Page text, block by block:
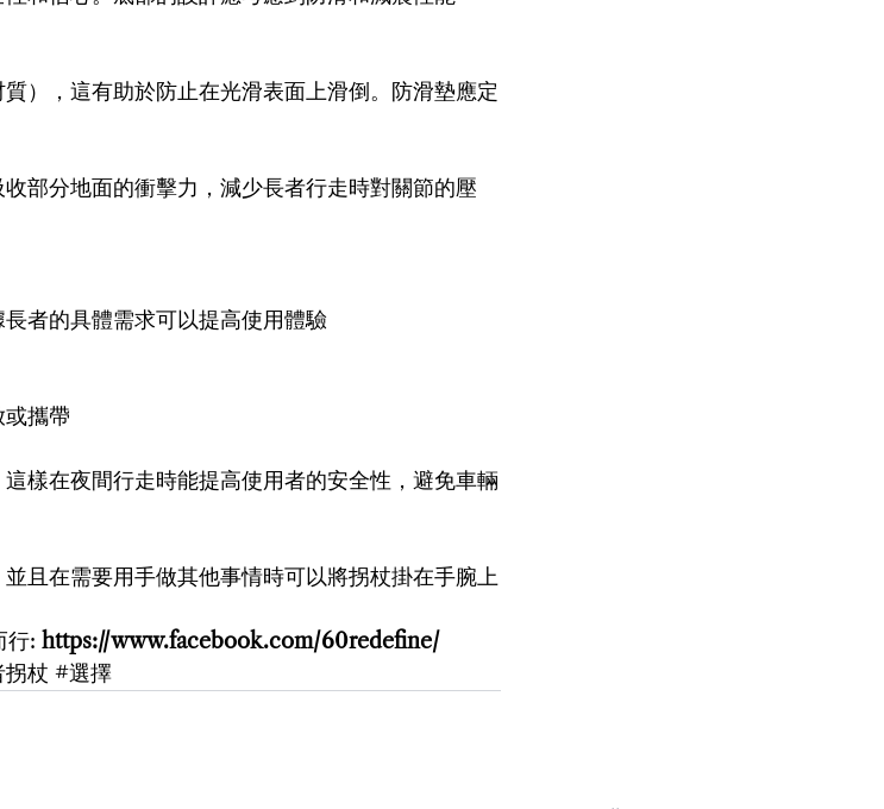
），這有助於防止在光滑表面上滑倒。防滑墊應定
部分地面的衝擊力，減少長者行走時對關節的壓
者的具體需求可以提高使用體驗
攜帶
樣在夜間行走時能提高使用者的安全性，避免車輛
且在需要用手做其他事情時可以將拐杖掛在手腕上
行: https://www.facebook.com/60redefine/
杖 #選擇